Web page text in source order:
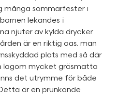
många sommarfester i
lekandes i
njuter av kylda drycker
är en riktig oas. man
plats med så där
lagom mycket gräsmatta
det utrymme för både
är en prunkande